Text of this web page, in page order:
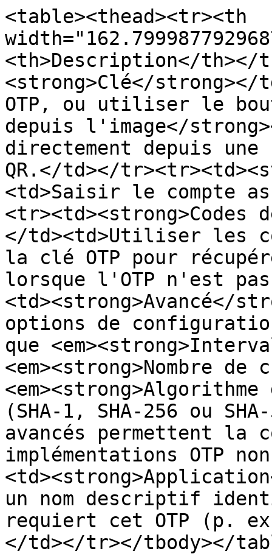
<table><thead><tr><th
<th>Description</th></
<strong>Clé</
OTP, ou utiliser le
depuis l'image</
directement depuis
QR.</td></
<td>Saisir le compte
<tr><td><strong>Codes
</td><td>Utiliser les
la clé OTP pour
lorsque l'OTP n'est
<td><strong>Avancé</
options de
que
<em><strong>Nombre
<em><strong>Algorithme
(SHA-1, SHA-256 ou
avancés permettent la
implémentations OTP
un nom descriptif
requiert cet OTP (p.
</td></tr></tbody></